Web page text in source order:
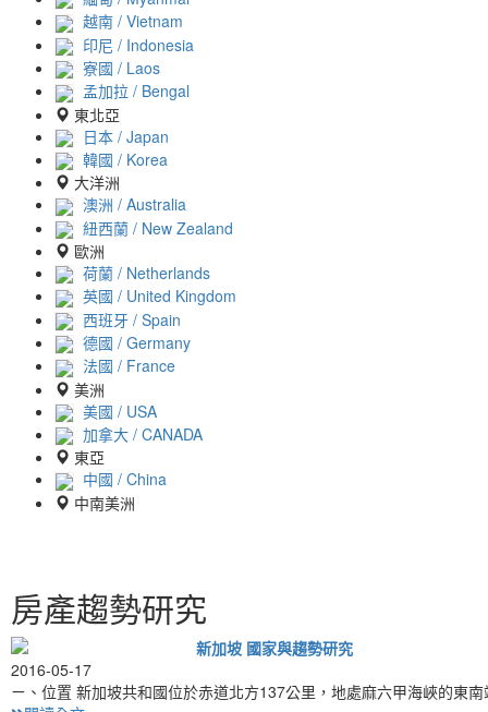
越南 / Vietnam
印尼 / Indonesia
寮國 / Laos
孟加拉 / Bengal
東北亞
日本 / Japan
韓國 / Korea
大洋洲
澳洲 / Australia
紐西蘭 / New Zealand
歐洲
荷蘭 / Netherlands
英國 / United Kingdom
西班牙 / Spain
德國 / Germany
法國 / France
美洲
美國 / USA
加拿大 / CANADA
東亞
中國 / China
中南美洲
房產趨勢研究
新加坡 國家與趨勢研究
2016-05-17
ㄧ、位置 新加坡共和國位於赤道北方137公里，地處麻六甲海峽的東